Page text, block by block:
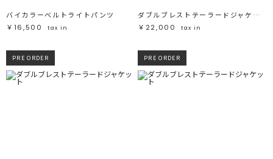
バイカラーベルトライトパンツ
￥16,500
tax in
ダブルブレストテーラードジャケット
￥22,000
tax in
PRE ORDER PRE ORDER